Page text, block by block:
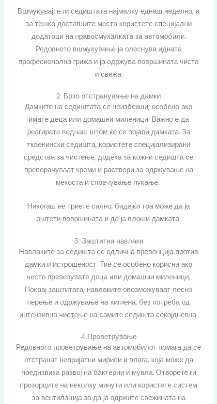
Вшмукувајте ги седиштата најмалку еднаш неделно, а
за тешко достапните места користете специјални
додатоци на правосмукалката за автомобили.
Редовното вшмукување ја олеснува идната
професионална грижа и ја одржува површината чиста
и свежа.
2. Брзо отстранување на дамки
Дамките на седиштата се неизбежни, особено ако
имате деца или домашни миленици. Важно е да
реагирате веднаш штом ќе се појави дамката. За
ткаенински седишта, користете специјализирани
средства за чистење, додека за кожни седишта се
препорачуваат креми и раствори за одржување на
мекоста и спречување пукање.
Никогаш не триете силно, бидејќи тоа може да ја
оштети површината и да ја влоши дамката.
3. Заштитни навлаки
Навлаките за седишта се одлична превенција против
дамки и истрошеност. Тие се особено корисни ако
често превезувате деца или домашни миленици.
Покрај заштитата, навлаките овозможуваат лесно
перење и одржување на хигиена, без потреба од
интензивно чистење на самите седишта секојдневно.
4.Проветрување
Редовното проветрување на автомобилот помага да се
отстранат непријатни мириси и влага, која може да
предизвика развој на бактерии и мувла. Отворете ги
прозорците на неколку минути или користете систем
за вентилација за да ја одржите свежината на